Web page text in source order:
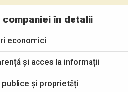
companiei în detalii
economici
și acces la informații
și proprietăți